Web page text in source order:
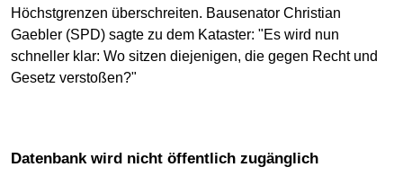
Höchstgrenzen überschreiten. Bausenator Christian
Gaebler (SPD) sagte zu dem Kataster: "Es wird nun
schneller klar: Wo sitzen diejenigen, die gegen Recht und
Gesetz verstoßen?"
Datenbank wird nicht öffentlich zugänglich